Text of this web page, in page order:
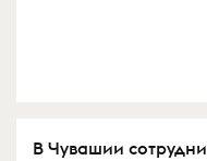
В Чувашии